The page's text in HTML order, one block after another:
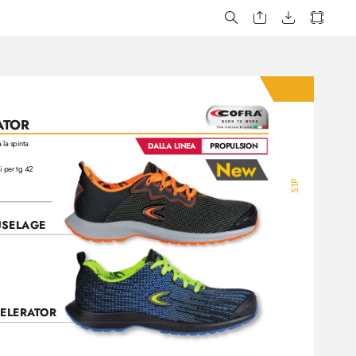
S1P
la spinta
per tg 42
TOR
DALLA LINEA PROPULSION
AGE
TOR